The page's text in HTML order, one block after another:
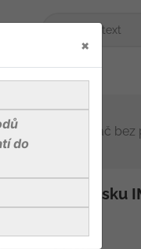
Květináč
bez potisku
14 cm
×
do